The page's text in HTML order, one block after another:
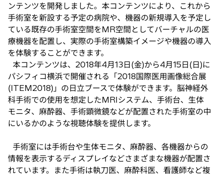
ンテンツを開発しました。本コンテンツにより、これから
手術室を新設する予定の病院や、機器の新規導入を予定し
ている既存の手術室空間をMR空間としてバーチャルの医
療機器を配置し、実際の手術室構築イメージや機器の導入
を体験することができます。
本コンテンツは、2018年4月13日(金)から4月15日(日)に
パシフィコ横浜で開催される「2018国際医用画像総合展
(ITEM2018)」の日立ブースで体験ができます。脳神経外
科手術での使用を想定したMRIシステム、手術台、生体
モニタ、麻酔器、手術顕微鏡などが配置された手術室の中
にいるかのような視聴体験を提供します。
手術室には手術台や生体モニタ、麻酔器、各機器からの
情報を表示するディスプレイなどさまざまな機器が配置さ
れています。また手術は執刀医、麻酔科医、看護師など複